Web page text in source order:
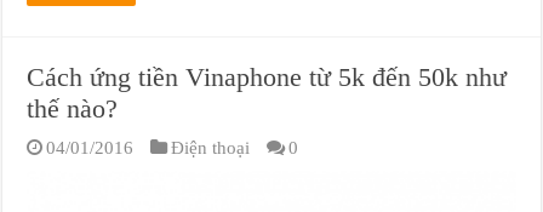
Cách ứng tiền Vinaphone từ 5k đến 50k như
thế nào?
04/01/2016 Điện thoại 0